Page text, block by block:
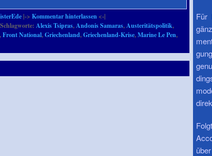
|->Kommentar hinterlassen <-|
Alexis Tsipras,Andonis Samaras,Austeritätspolitik,
,Front National,Griechenland,Griechenland-Krise,Marine Le Pen,
Für